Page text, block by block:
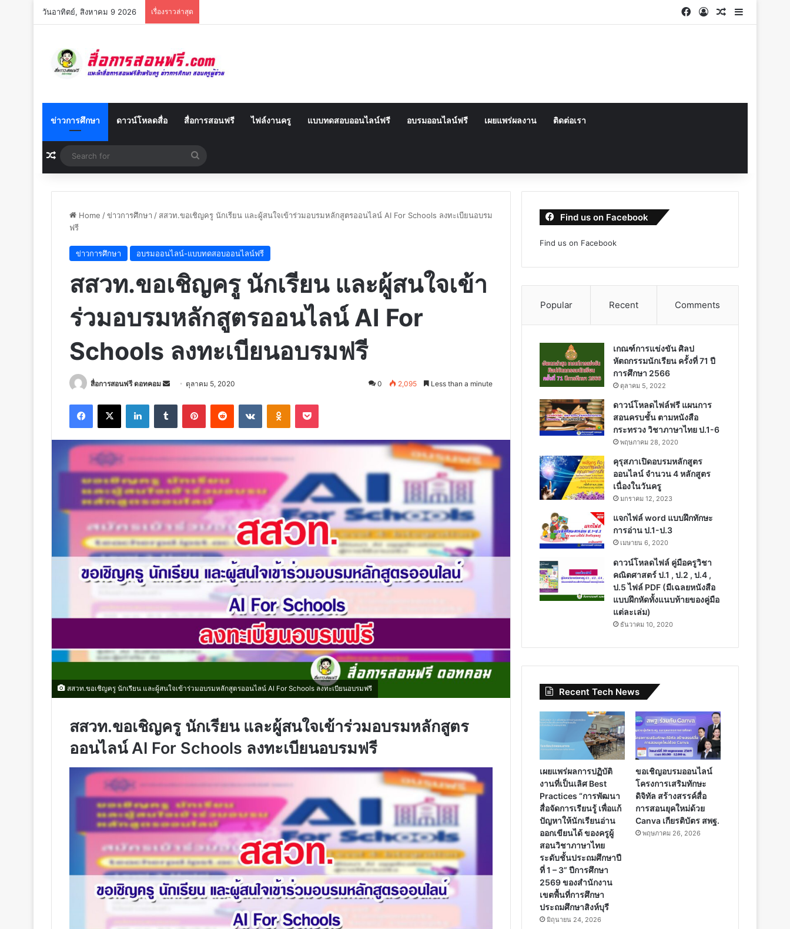
วันอาทิตย์, สิงหาคม 9 2026 เรื่องราวล่าสุด Facebook
Log InRandom
Sidebar
ข่าวการศึกษา ดาวน์โหลดสื่อ สื่อการสอนฟรี ไฟล์งานครู แบบทดสอบออนไลน์ฟรี อบรมออนไลน์ฟรี เผยแพร่ผลงาน ติดต่อเรา
Random Article
for
Home /ข่าวการศึกษา / สสวท.ขอเชิญครู นักเรียน และผู้สนใจเข้าร่วมอบรมหลักสูตรออนไลน์ AI For Schools ลงทะเบียนอบรม
ฟรี
ข่าวการศึกษา อบรมออนไลน์-แบบทดสอบออนไลน์ฟรี
สสวท.ขอเชิญครู นักเรียน และผู้สนใจเข้า
ร่วมอบรมหลักสูตรออนไลน์ AI For
Schools ลงทะเบียนอบรมฟรี
สื่อการสอนฟรี ดอทคอม
Send ตุลาคม 5, 2020 0 2,095 Less than a minute
Facebook
X LinkedInTumblr PinterestReddit VKontakteOdnoklassniki
Pocket
สสวท.ขอเชิญครู นักเรียน และผู้สนใจเข้าร่วมอบรมหลักสูตรออนไลน์ AI For Schools ลงทะเบียนอบรมฟรี
สสวท.ขอเชิญครู นักเรียน และผู้สนใจเข้าร่วมอบรมหลักสูตร
ออนไลน์ AI For Schools ลงทะเบียนอบรมฟรี
Find us on Facebook
Find us on Facebook
Popular Recent Comments
เกณฑ์การแข่งขัน ศิลป
หัตถกรรมนักเรียน ครั้งที่ 71 ปี
การศึกษา 2566
ตุลาคม 5, 2022
ดาวน์โหลดไฟล์ฟรี แผนการ
สอนครบชั้น ตามหนังสือ
กระทรวง วิชาภาษาไทย ป.1-6
พฤษภาคม 28, 2020
คุรุสภาเปิดอบรมหลักสูตร
ออนไลน์ จำนวน 4 หลักสูตร
เนื่องในวันครู
มกราคม 12, 2023
แจกไฟล์ word แบบฝึกทักษะ
การอ่าน ป.1-ป.3
เมษายน 6, 2020
ดาวน์โหลดไฟล์ คู่มือครูวิชา
คณิตศาสตร์ ป.1 , ป.2 , ป.4 ,
ป.5 ไฟล์ PDF (มีเฉลยหนังสือ
แบบฝึกหัดทั้งแนบท้ายของคู่มือ
แต่ละเล่ม)
ธันวาคม 10, 2020
Recent Tech News
เผยแพร่ผลการปฏิบัติ
งานที่เป็นเลิศ Best
Practices “การพัฒนา
สื่อจัดการเรียนรู้ เพื่อแก้
ปัญหาให้นักเรียนอ่าน
ออกเขียนได้ ของครูผู้
สอนวิชาภาษาไทย
ระดับชั้นประถมศึกษาปี
ที่ 1 – 3” ปีการศึกษา
2569 ของสำนักงาน
เขตพื้นที่การศึกษา
ประถมศึกษาสิงห์บุรี
มิถุนายน 24, 2026
ขอเชิญอบรมออนไลน์
โครงการเสริมทักษะ
ดิจิทัล สร้างสรรค์สื่อ
การสอนยุคใหม่ด้วย
Canva เกียรติบัตร สพฐ.
พฤษภาคม 26, 2026